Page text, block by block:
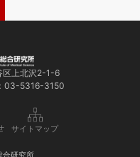
区上北沢2-1-6
03-5316-3150
サイトマップ
合研究所